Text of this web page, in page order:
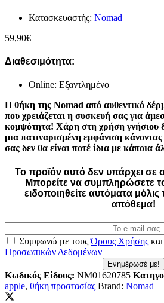
Κατασκευαστής: Nomad
59,90€
Διαθεσιμότητα:
Online: Εξαντλημένο
Η θήκη της Nomad από αυθεντικό
που χρειάζεται η συσκευή σας για
κομψότητα! Χάρη στη χρήση γνήσιου
μια πατιναρισμένη εμφάνιση
σας δεν θα είναι ποτέ ίδια με κάποια
Το προϊόν αυτό δεν υπάρχει σε
Mπορείτε να συμπληρώσετε
ειδοποιηθείτε αυτόματα
απόθεμα!
Συμφωνώ με τουςΌρους Χρήσης
Προσωπικών Δεδομένων
Ενημέρωσέ με!
Κωδικός Είδους: NM01620785
apple, θήκη προστασίας Brand: Nomad